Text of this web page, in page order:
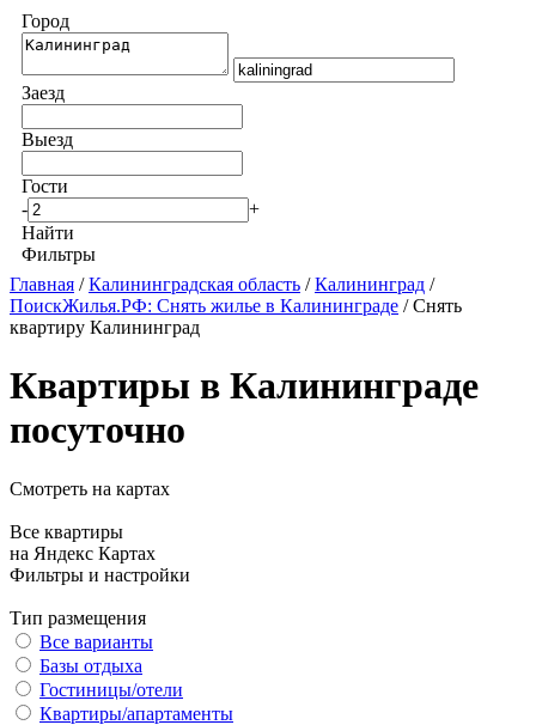
Город
Заезд
Выезд
Гости
-
+
Найти
Фильтры
Главная /Калининградская область /Калининград /
ПоискЖилья.РФ: Снять жилье в Калининграде / Снять
квартиру Калининград
Квартиры в Калининграде
посуточно
Смотреть на картах
Все квартиры
на Яндекс Картах
Фильтры и настройки
Тип размещения
Все варианты
Базы отдыха
Гостиницы/отели
Квартиры/апартаменты